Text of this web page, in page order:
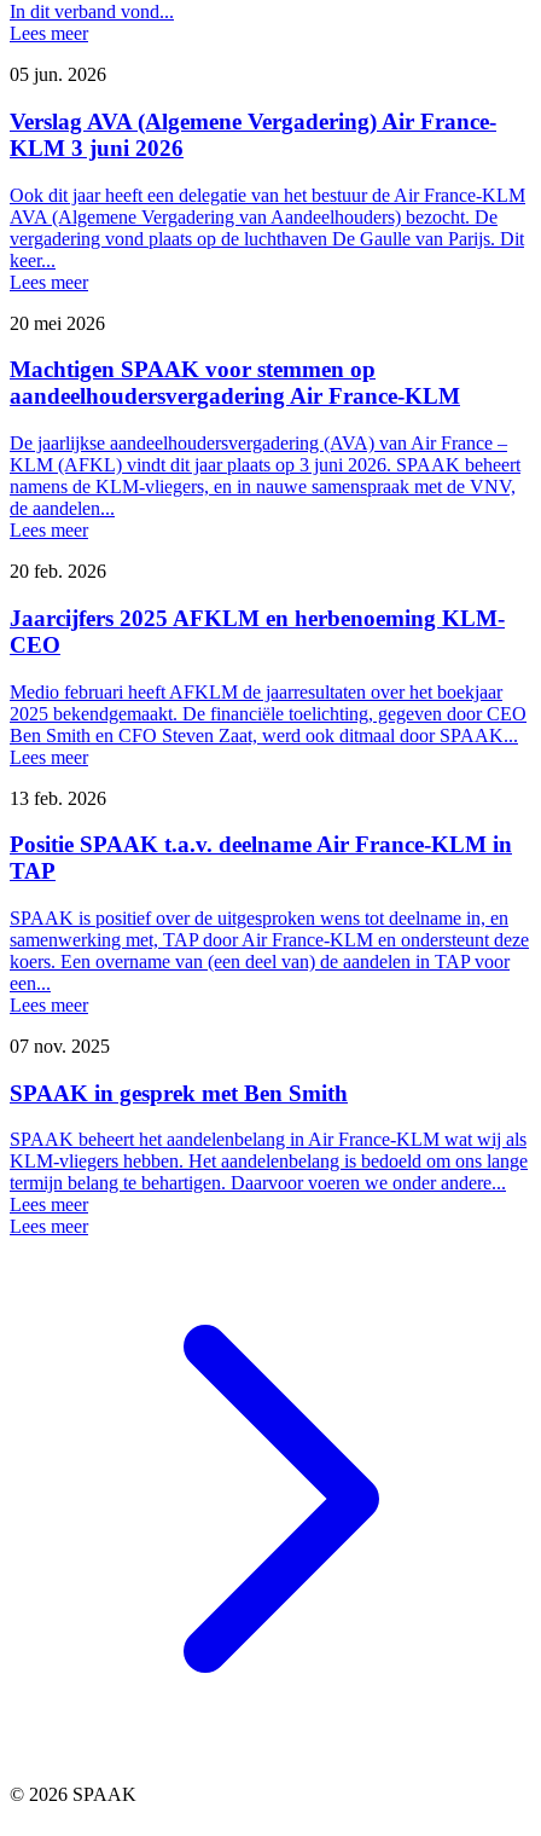
In dit verband vond...
Lees meer
05 jun. 2026
Verslag AVA (Algemene Vergadering) Air France-
KLM 3 juni 2026
Ook dit jaar heeft een delegatie van het bestuur de Air France-KLM
AVA (Algemene Vergadering van Aandeelhouders) bezocht. De
vergadering vond plaats op de luchthaven De Gaulle van Parijs. Dit
keer...
Lees meer
20 mei 2026
Machtigen SPAAK voor stemmen op
aandeelhoudersvergadering Air France-KLM
De jaarlijkse aandeelhoudersvergadering (AVA) van Air France –
KLM (AFKL) vindt dit jaar plaats op 3 juni 2026. SPAAK beheert
namens de KLM-vliegers, en in nauwe samenspraak met de VNV,
de aandelen...
Lees meer
20 feb. 2026
Jaarcijfers 2025 AFKLM en herbenoeming KLM-
CEO
Medio februari heeft AFKLM de jaarresultaten over het boekjaar
2025 bekendgemaakt. De financiële toelichting, gegeven door CEO
Ben Smith en CFO Steven Zaat, werd ook ditmaal door SPAAK...
Lees meer
13 feb. 2026
Positie SPAAK t.a.v. deelname Air France-KLM in
TAP
SPAAK is positief over de uitgesproken wens tot deelname in, en
samenwerking met, TAP door Air France-KLM en ondersteunt deze
koers. Een overname van (een deel van) de aandelen in TAP voor
een...
Lees meer
07 nov. 2025
SPAAK in gesprek met Ben Smith
SPAAK beheert het aandelenbelang in Air France-KLM wat wij als
KLM-vliegers hebben. Het aandelenbelang is bedoeld om ons lange
termijn belang te behartigen. Daarvoor voeren we onder andere...
Lees meer
Lees meer
© 2026 SPAAK